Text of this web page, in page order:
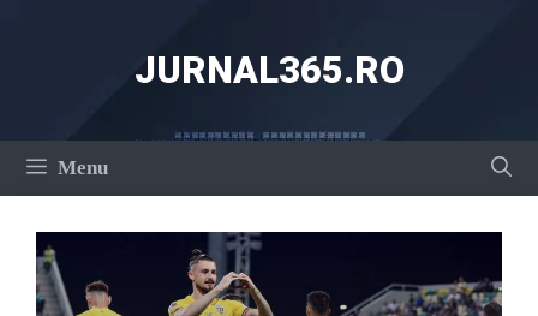
JURNAL365.RO
Menu